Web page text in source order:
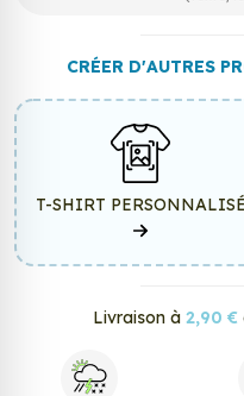
CRÉER D'AUTRES
T-SHIRT PERSONNALISÉ
Livraison à 2,90 €